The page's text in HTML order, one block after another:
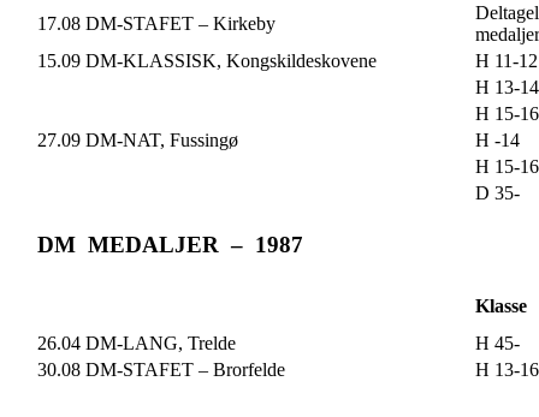
17.08 DM-STAFET – Kirkeby
medaljer
15.09 DM-KLASSISK, Kongskildeskovene
H 11-12
H 13-14
H 15-16
27.09 DM-NAT, Fussingø
H -14
H 15-16
D 35-
DM MEDALJER – 1987
Klasse
26.04 DM-LANG, Trelde
H 45-
30.08 DM-STAFET – Brorfelde
H 13-16